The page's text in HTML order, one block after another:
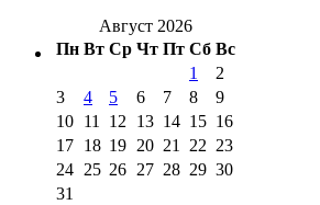
Август 2026
Пн Вт Ср Чт Пт Сб Вс
1
2
3
4 5 6 7 8
9
10 11 12 13 14 15 16
17 18 19 20 21 22 23
24 25 26 27 28 29 30
31